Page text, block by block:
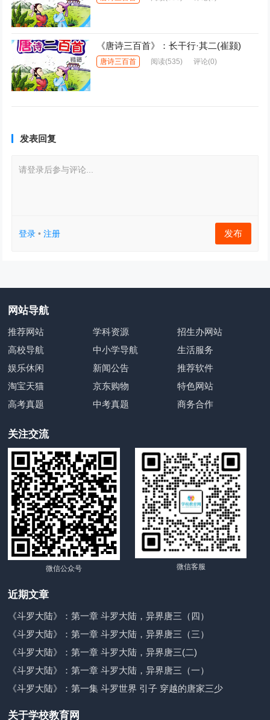
《唐诗三百首》：长干行·其二(崔颢)
唐诗三百首 阅读(535) 评论(0)
发表回复
请登录后参与评论...
登录 •注册 发布
网站导航
推荐网站 学科资源
招生办网站
高校导航
中小学导航
生活服务
娱乐休闲
新闻公告
推荐软件
淘宝天猫
京东购物
特色网站
高考真题
中考真题 商务合作
关注交流
微信公众号 微信客服
近期文章
《斗罗大陆》：第一章 斗罗大陆，异界唐三（四）
《斗罗大陆》：第一章 斗罗大陆，异界唐三（三）
《斗罗大陆》：第一章 斗罗大陆，异界唐三(二)
《斗罗大陆》：第一章 斗罗大陆，异界唐三（一）
《斗罗大陆》：第一集 斗罗世界 引子 穿越的唐家三少
关于学校教育网